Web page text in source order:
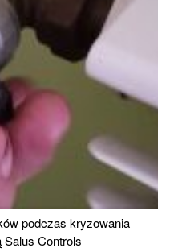
podczas kryzowania
Controls